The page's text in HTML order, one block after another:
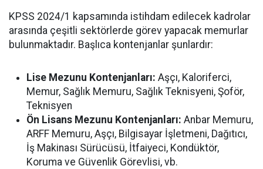
KPSS 2024/1 kapsamında istihdam edilecek kadrolar
arasında çeşitli sektörlerde görev yapacak memurlar
bulunmaktadır. Başlıca kontenjanlar şunlardır:
Lise Mezunu Kontenjanları: Aşçı, Kaloriferci,
Memur, Sağlık Memuru, Sağlık Teknisyeni, Şoför,
Teknisyen
Ön Lisans Mezunu Kontenjanları: Anbar Memuru,
ARFF Memuru, Aşçı, Bilgisayar İşletmeni, Dağıtıcı,
İş Makinası Sürücüsü, İtfaiyeci, Kondüktör,
Koruma ve Güvenlik Görevlisi, vb.